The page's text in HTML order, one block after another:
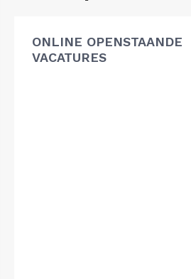
ONLINE OPENSTAANDE
VACATURES